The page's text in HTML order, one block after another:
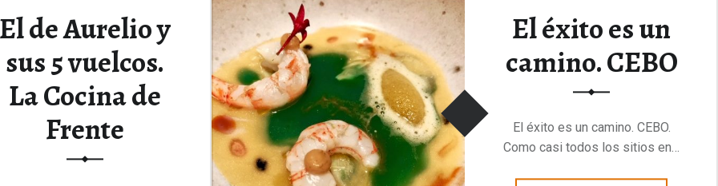
El de Aurelio y
sus 5 vuelcos.
La Cocina de
Frente
El éxito es un
camino. CEBO
El éxito es un camino. CEBO.
Como casi todos los sitios en…